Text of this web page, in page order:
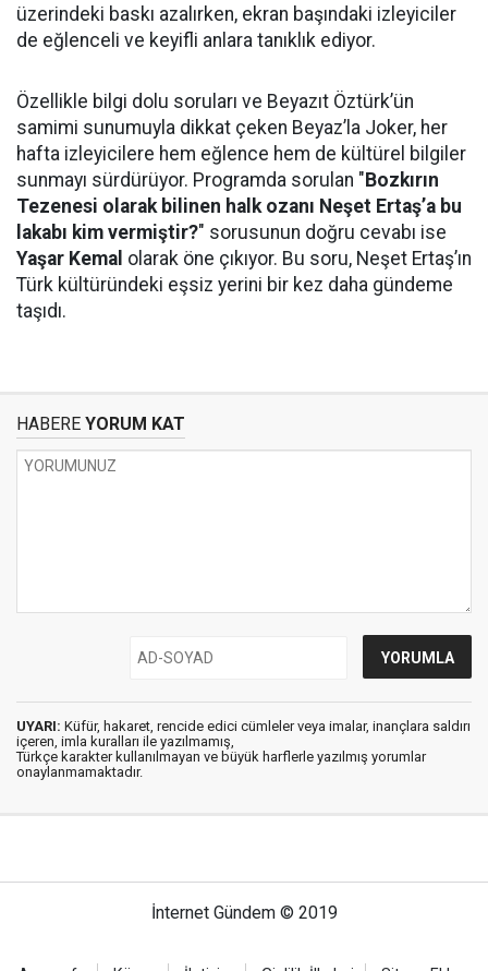
üzerindeki baskı azalırken, ekran başındaki izleyiciler
de eğlenceli ve keyifli anlara tanıklık ediyor.
Özellikle bilgi dolu soruları ve Beyazıt Öztürk’ün
samimi sunumuyla dikkat çeken Beyaz’la Joker, her
hafta izleyicilere hem eğlence hem de kültürel bilgiler
sunmayı sürdürüyor. Programda sorulan " Bozkırın
Tezenesi olarak bilinen halk ozanı Neşet Ertaş’a bu
lakabı kim vermiştir?" sorusunun doğru cevabı ise
Yaşar Kemal olarak öne çıkıyor. Bu soru, Neşet Ertaş’ın
Türk kültüründeki eşsiz yerini bir kez daha gündeme
taşıdı.
HABERE YORUM KAT
UYARI: Küfür, hakaret, rencide edici cümleler veya imalar, inançlara saldırı
içeren, imla kuralları ile yazılmamış,
Türkçe karakter kullanılmayan ve büyük harflerle yazılmış yorumlar
onaylanmamaktadır.
İnternet Gündem © 2019